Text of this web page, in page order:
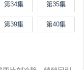
第34集 第35集
第39集 第40集